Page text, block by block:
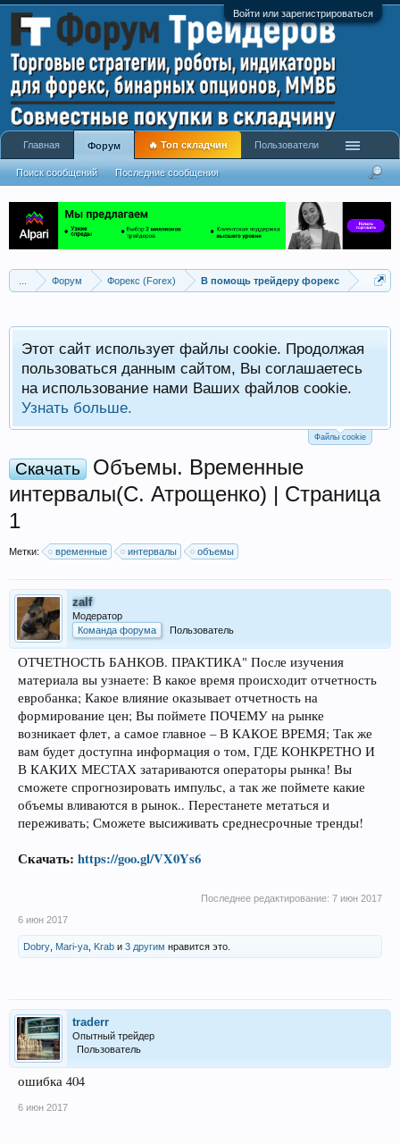
Войти или зарегистрироваться
Форум Форекс (Forex) В помощь трейдеру форекс
Этот сайт использует файлы cookie. Продолжая
пользоваться данным сайтом, Вы соглашаетесь
на использование нами Ваших файлов cookie.
Узнать больше.
Файлы cookie
Скачать
Объемы. Временные
интервалы(С. Атрощенко) | Страница
1
Метки: временные интервалы объемы
zalf
Модератор
Команда форума
Пользователь
ОТЧЕТНОСТЬ БАНКОВ. ПРАКТИКА" После изучения
материала вы узнаете: В какое время происходит отчетность
евробанка; Какое влияние оказывает отчетность на
формирование цен; Вы поймете ПОЧЕМУ на рынке
возникает флет, а самое главное – В КАКОЕ ВРЕМЯ; Так же
вам будет доступна информация о том, ГДЕ КОНКРЕТНО И
В КАКИХ МЕСТАХ затариваются операторы рынка! Вы
сможете спрогнозировать импульс, а так же поймете какие
объемы вливаются в рынок.. Перестанете метаться и
переживать; Сможете высиживать среднесрочные тренды!
Скачать: https://goo.gl/VX0Ys6
Последнее редактирование: 7 июн 2017
6 июн 2017
Dobry Mari-ya Krab и 3 другим нравится это.
traderr
Опытный трейдер
Пользователь
ошибка 404
6 июн 2017
Главная Форум
Поиск сообщений Последние сообщения
🔥 Топ складчин Пользователи